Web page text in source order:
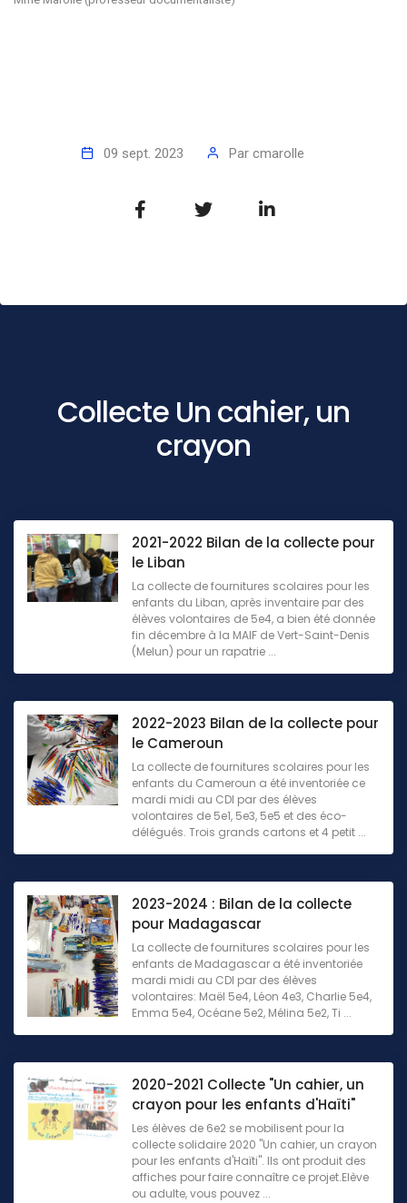
09 sept. 2023 Par cmarolle
Collecte Un cahier, un
crayon
2021-2022 Bilan de la collecte pour
le Liban
La collecte de fournitures scolaires pour les
enfants du Liban, après inventaire par des
élèves volontaires de 5e4, a bien été donnée
fin décembre à la MAIF de Vert-Saint-Denis
(Melun) pour un rapatrie ...
2022-2023 Bilan de la collecte pour
le Cameroun
La collecte de fournitures scolaires pour les
enfants du Cameroun a été inventoriée ce
mardi midi au CDI par des élèves
volontaires de 5e1, 5e3, 5e5 et des éco-
délégués. Trois grands cartons et 4 petit ...
2023-2024 : Bilan de la collecte
pour Madagascar
La collecte de fournitures scolaires pour les
enfants de Madagascar a été inventoriée
mardi midi au CDI par des élèves
volontaires: Maël 5e4, Léon 4e3, Charlie 5e4,
Emma 5e4, Océane 5e2, Mélina 5e2, Ti ...
2020-2021 Collecte "Un cahier, un
crayon pour les enfants d'Haïti"
Les élèves de 6e2 se mobilisent pour la
collecte solidaire 2020 "Un cahier, un crayon
pour les enfants d'Haïti". Ils ont produit des
affiches pour faire connaître ce projet.Elève
ou adulte, vous pouvez ...